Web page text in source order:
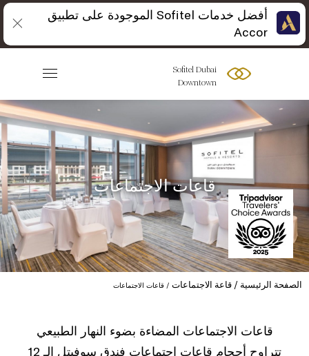
Sofitel Dubai
Downtown
قاعات الاجتماعات
الصفحة الرئيسية قاعة الاجتماعات قاعات الاجتماعات
قاعات الاجتماعات المضاءة بضوء النهار الطبيعي
تتراوح أحجام قاعات اجتماعات فندق سوفيتل الـ 12
أفضل خدمات Sofitel الموجودة على تطبيق
Accor